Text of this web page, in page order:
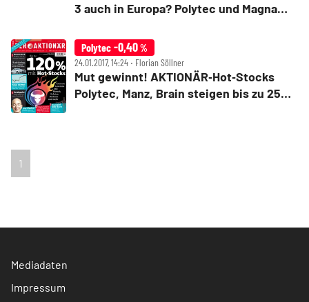
3 auch in Europa? Polytec und Magna
Polytec -0,40%
24.01.2017, 14:24 ‧ Florian Söllner
Mut gewinnt! AKTIONÄR‑Hot‑Stocks
Polytec, Manz, Brain steigen bis zu 25
1
Mediadaten
Impressum